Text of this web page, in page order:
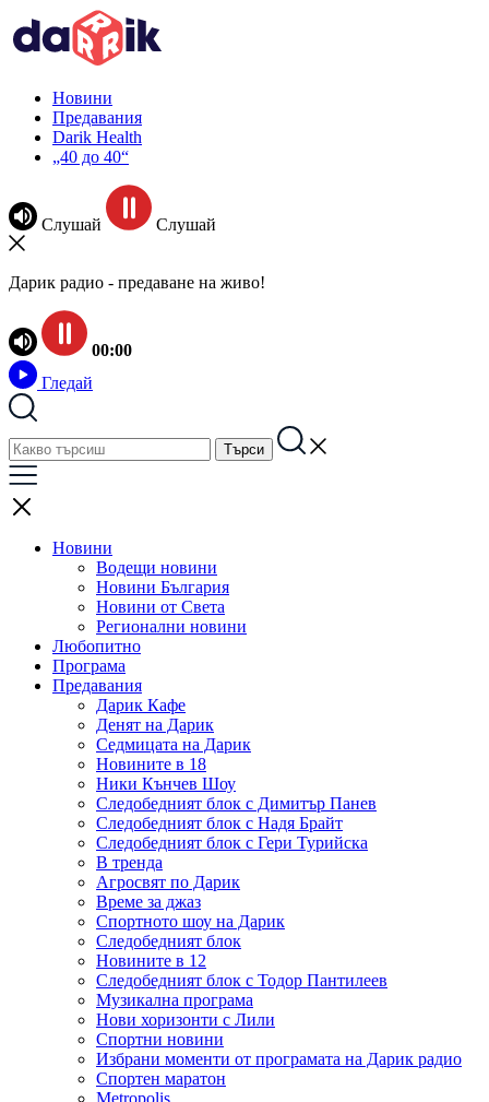
Новини
Предавания
Darik Health
„40 до 40“
Слушай Слушай
Дарик радио - предаване на живо!
00:00
Гледай
Новини
Водещи новини
Новини България
Новини от Света
Регионални новини
Любопитно
Програма
Предавания
Дарик Кафе
Денят на Дарик
Седмицата на Дарик
Новините в 18
Ники Кънчев Шоу
Следобедният блок с Димитър Панев
Следобедният блок с Надя Брайт
Следобедният блок с Гери Турийска
В тренда
Агросвят по Дарик
Време за джаз
Спортното шоу на Дарик
Следобедният блок
Новините в 12
Следобедният блок с Тодор Пантилеев
Музикална програма
Нови хоризонти с Лили
Спортни новини
Избрани моменти от програмата на Дарик радио
Спортен маратон
Metropolis